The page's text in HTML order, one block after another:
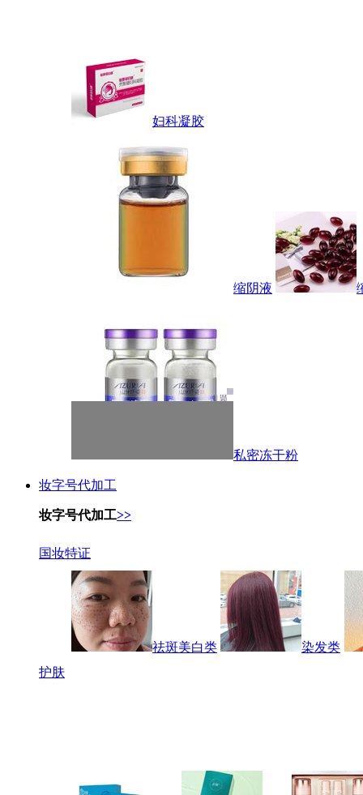
妇科凝胶
缩阴液
私密冻干粉
妆字号代加工
妆字号代加工>>
国妆特证
祛斑美白类
染发类
护肤